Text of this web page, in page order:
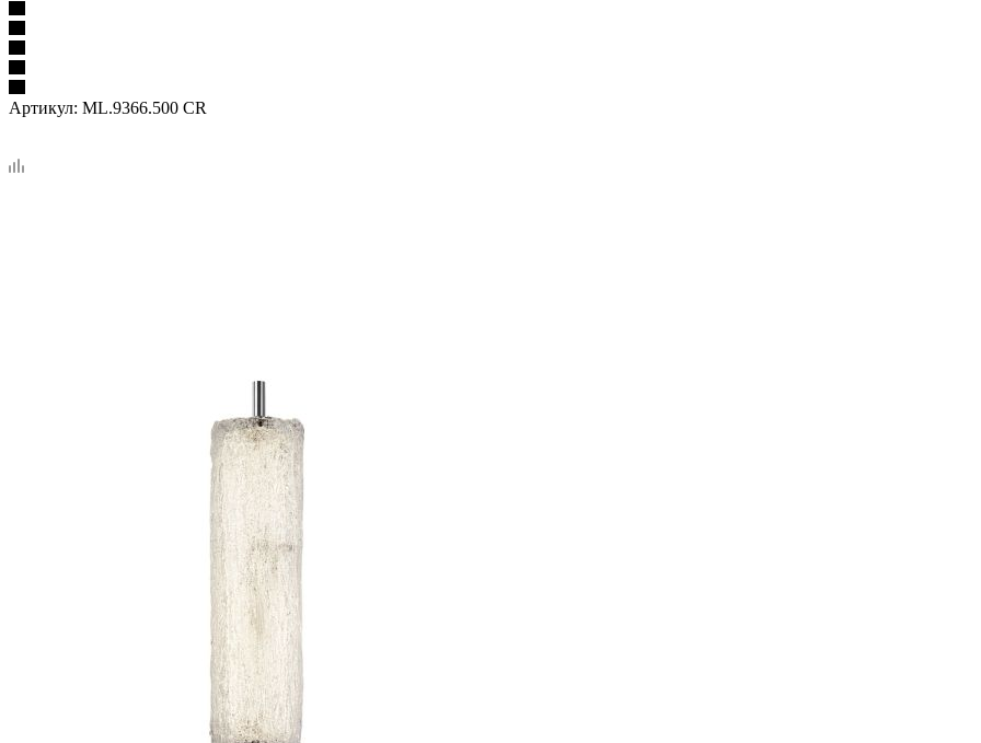
Артикул: ML.9366.500 CR